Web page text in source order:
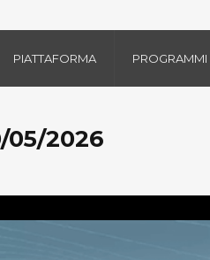
PIATTAFORMA PROGRAMMI
05/2026